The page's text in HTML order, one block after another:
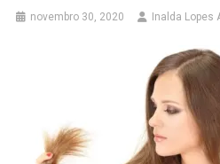
novembro 30, 2020 Inalda Lopes